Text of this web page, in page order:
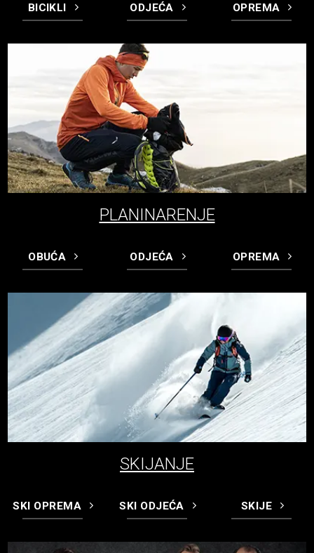
BICIKLI ODJEĆA OPREMA
PLANINARENJE
OBUĆA ODJEĆA OPREMA
SKIJANJE
SKI OPREMA SKI ODJEĆA SKIJE